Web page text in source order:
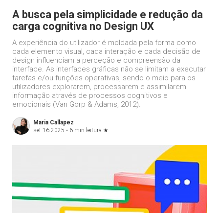
A busca pela simplicidade e redução da
carga cognitiva no Design UX
A experiência do utilizador é moldada pela forma como
cada elemento visual, cada interação e cada decisão de
design influenciam a perceção e compreensão da
interface. As interfaces gráficas não se limitam a executar
tarefas e/ou funções operativas, sendo o meio para os
utilizadores explorarem, processarem e assimilarem
informação através de processos cognitivos e
emocionais (Van Gorp & Adams, 2012).
Maria Callapez
set 16 2025 • 6 min leitura ★